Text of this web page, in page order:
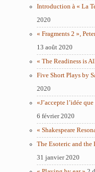
Introduction à « La
2020
« Fragments 2 »,
13 août 2020
« The Readiness is
Five Short Plays by
2020
«J’accepte l’idée
6 février 2020
« Shakespeare
The Esoteric and the
31 janvier 2020